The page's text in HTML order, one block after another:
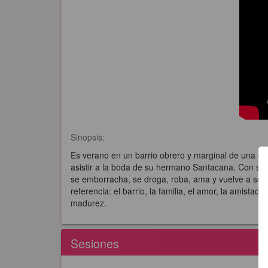
Sinopsis:
Es verano en un barrio obrero y marginal de una
asistir a la boda de su hermano Santacana. Con
se emborracha, se droga, roba, ama y vuelve a
referencia: el barrio, la familia, el amor, la
madurez.
Sesiones